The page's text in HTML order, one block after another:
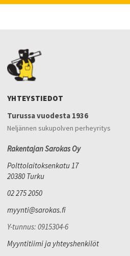
YHTEYSTIEDOT
Turussa vuodesta 1936
Neljännen sukupolven perheyritys
Rakentajan Sarokas Oy
Polttolaitoksenkatu 17
20380 Turku
02 275 2050
myynti@sarokas.fi
Y-tunnus: 0915304-6
Myyntitiimi ja yhteyshenkilöt